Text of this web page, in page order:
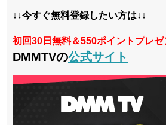
↓↓今すぐ無料登録したい方は↓↓
初回30日無料＆550ポイントプレゼ
DMMTVの公式サイト